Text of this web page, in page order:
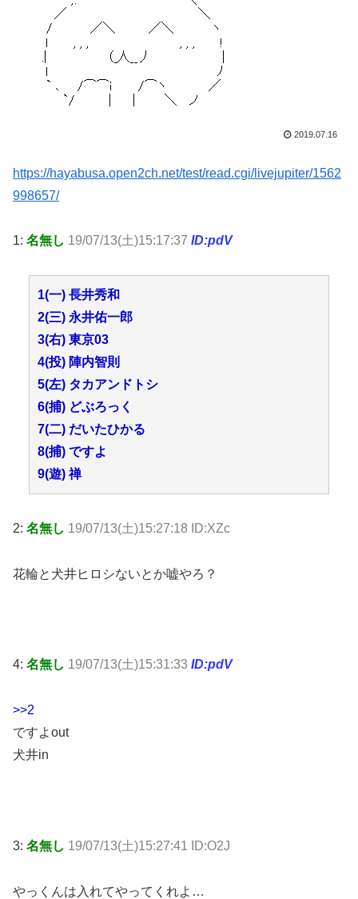
2019.07.16
https://hayabusa.open2ch.net/test/read.cgi/livejupiter/1562
998657/
1: 名無し 19/07/13(土)15:17:37 ID:pdV
1(一) 長井秀和
2(三) 永井佑一郎
3(右) 東京03
4(投) 陣内智則
5(左) タカアンドトシ
6(捕) どぶろっく
7(二) だいたひかる
8(捕) ですよ
9(遊) 禅
2: 名無し 19/07/13(土)15:27:18 ID:XZc
花輪と犬井ヒロシないとか嘘やろ？
4: 名無し 19/07/13(土)15:31:33 ID:pdV
>>2
ですよout
犬井in
3: 名無し 19/07/13(土)15:27:41 ID:O2J
やっくんは入れてやってくれよ…